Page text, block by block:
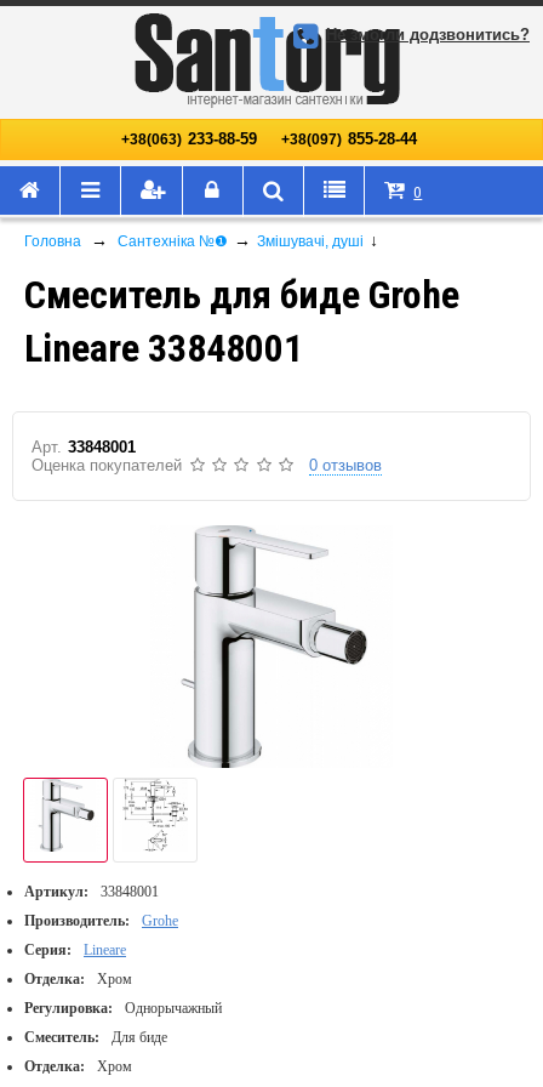
+38(063) 233-88-59 +38(097) 855-28-44
Не змогли додзвонитись?
0
Головна → Сантехніка №❶ → Змішувачі, душі ↓
Смеситель для биде Grohe
Lineare 33848001
Арт. 33848001
Оценка покупателей
0 отзывов
Артикул:
33848001
Производитель:
Grohe
Серия:
Lineare
Отделка:
Хром
Регулировка:
Однорычажный
Смеситель:
Для биде
Отделка:
Хром